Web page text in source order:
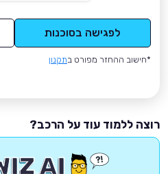
לפגישה בסוכנות
*חישוב ההחזר מפורט בתקנון
רוצה ללמוד עוד על הרכב?